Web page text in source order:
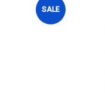
SALE